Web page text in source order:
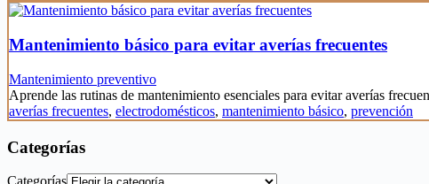
Mantenimiento básico para evitar averías frecuentes
Mantenimiento preventivo
Aprende las rutinas de mantenimiento esenciales para evitar averías
averías frecuentes, electrodomésticos, mantenimiento básico, prevención
Categorías